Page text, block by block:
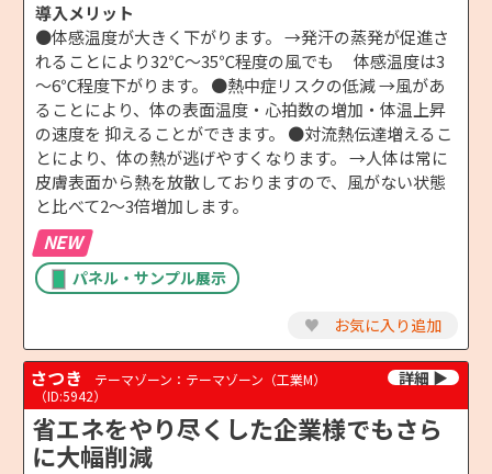
導入メリット
●体感温度が大きく下がります。 →発汗の蒸発が促進さ
れることにより32℃～35℃程度の風でも 体感温度は3
～6℃程度下がります。 ●熱中症リスクの低減 →風があ
ることにより、体の表面温度・心拍数の増加・体温上昇
の速度を 抑えることができます。 ●対流熱伝達増えるこ
とにより、体の熱が逃げやすくなります。 →人体は常に
皮膚表面から熱を放散しておりますので、風がない状態
と比べて2～3倍増加します。
NEW
パネル・サンプル展示
♥ お気に入り追加
さつき
テーマゾーン：テーマゾーン（工業M）
（ID:5942）
省エネをやり尽くした企業様でもさら
に大幅削減